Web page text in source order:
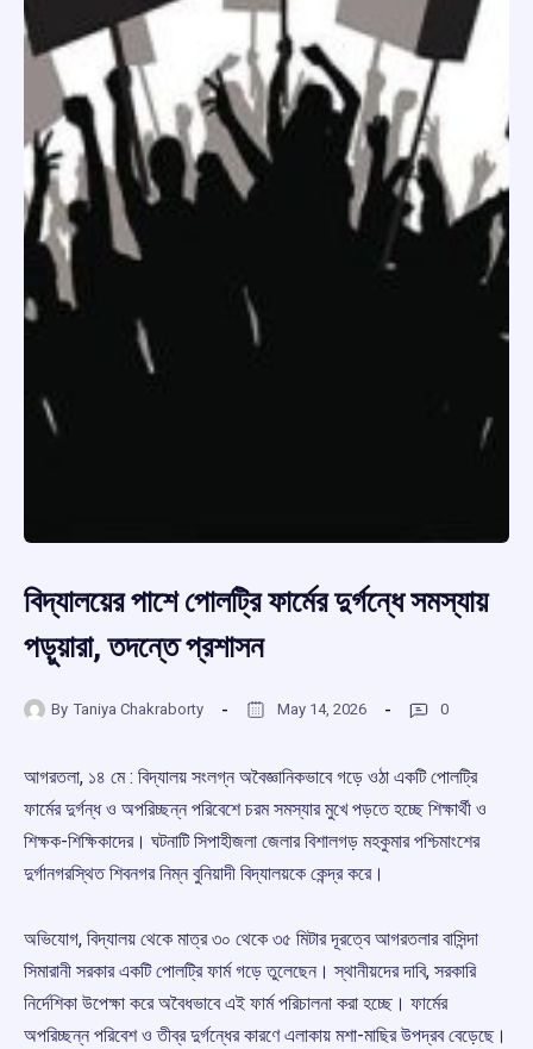
বিদ্যালয়ের পাশে পোলট্রি ফার্মের দুর্গন্ধে সমস্যায়
পড়ুয়ারা, তদন্তে প্রশাসন
By Taniya Chakraborty May 14, 2026 0
আগরতলা, ১৪ মে : বিদ্যালয় সংলগ্ন অবৈজ্ঞানিকভাবে গড়ে ওঠা একটি পোলট্রি
ফার্মের দুর্গন্ধ ও অপরিচ্ছন্ন পরিবেশে চরম সমস্যার মুখে পড়তে হচ্ছে শিক্ষার্থী ও
শিক্ষক-শিক্ষিকাদের। ঘটনাটি সিপাহীজলা জেলার বিশালগড় মহকুমার পশ্চিমাংশের
দুর্গানগরস্থিত শিবনগর নিম্ন বুনিয়াদী বিদ্যালয়কে কেন্দ্র করে।
অভিযোগ, বিদ্যালয় থেকে মাত্র ৩০ থেকে ৩৫ মিটার দূরত্বে আগরতলার বাসিন্দা
সিমারানী সরকার একটি পোলট্রি ফার্ম গড়ে তুলেছেন। স্থানীয়দের দাবি, সরকারি
নির্দেশিকা উপেক্ষা করে অবৈধভাবে এই ফার্ম পরিচালনা করা হচ্ছে। ফার্মের
অপরিচ্ছন্ন পরিবেশ ও তীব্র দুর্গন্ধের কারণে এলাকায় মশা-মাছির উপদ্রব বেড়েছে।